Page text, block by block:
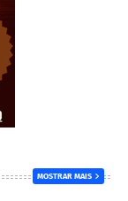
MOSTRAR MAIS